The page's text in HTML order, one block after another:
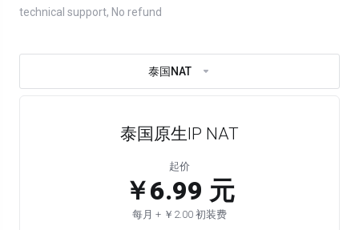
technical support, No refund
泰国NAT
泰国原生IP NAT
起价
￥6.99 元
每月 + ￥2.00 初装费